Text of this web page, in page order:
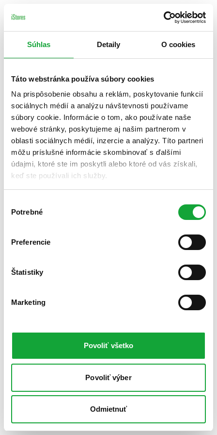
Súhlas Detaily O cookies
Táto webstránka používa súbory cookies
Na prispôsobenie obsahu a reklám, poskytovanie funkcií
sociálnych médií a analýzu návštevnosti používame
súbory cookie. Informácie o tom, ako používate naše
webové stránky, poskytujeme aj našim partnerom v
oblasti sociálnych médií, inzercie a analýzy. Títo partneri
môžu príslušné informácie skombinovať s ďalšími
údajmi, ktoré ste im poskytli alebo ktoré od vás získali,
keď ste používali ich služby.
súhlasu
Potrebné
Preferencie
Štatistiky
Marketing
Povoliť všetko
Povoliť výber
Odmietnuť